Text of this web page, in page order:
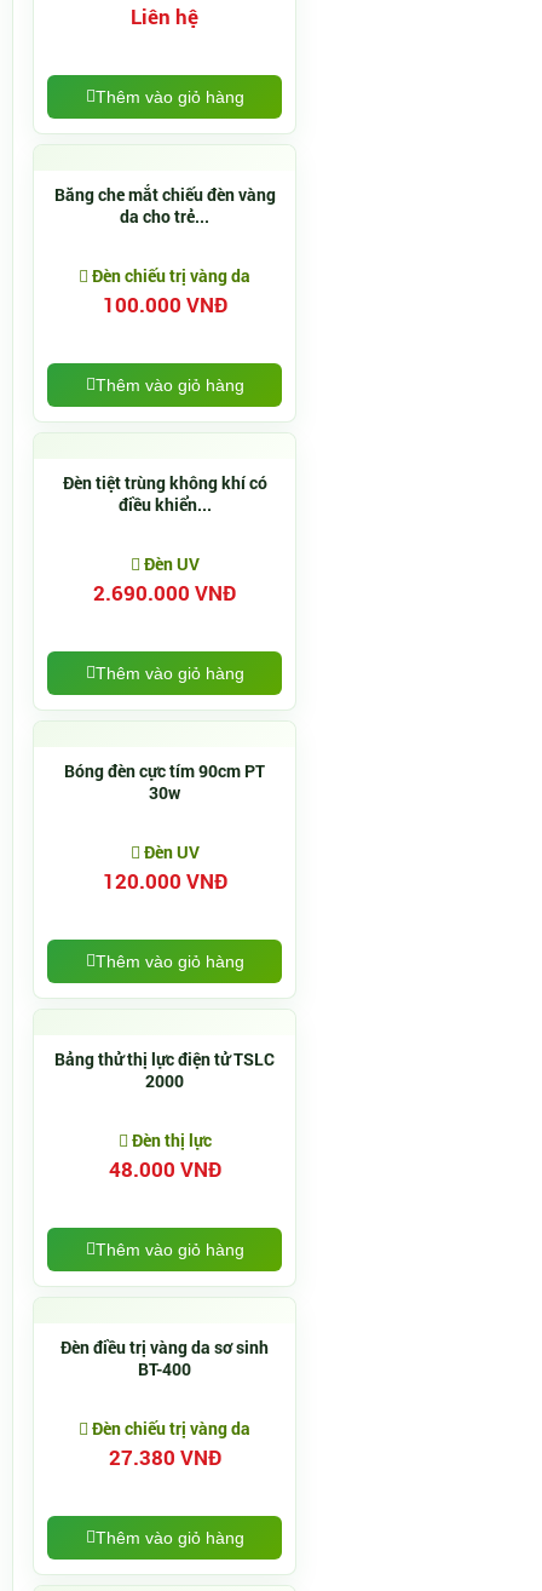
Liên hệ
Thêm vào giỏ hàng
Băng che mắt chiếu đèn vàng
da cho trẻ...
Đèn chiếu trị vàng da
100.000 VNĐ
Thêm vào giỏ hàng
Đèn tiệt trùng không khí có
điều khiển...
Đèn UV
2.690.000 VNĐ
Thêm vào giỏ hàng
Bóng đèn cực tím 90cm PT
30w
Đèn UV
120.000 VNĐ
Thêm vào giỏ hàng
Bảng thử thị lực điện tử TSLC
2000
Đèn thị lực
48.000 VNĐ
Thêm vào giỏ hàng
Đèn điều trị vàng da sơ sinh
BT-400
Đèn chiếu trị vàng da
27.380 VNĐ
Thêm vào giỏ hàng